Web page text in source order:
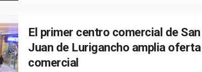
El primer centro comercial de San
Juan de Lurigancho amplia oferta
comercial